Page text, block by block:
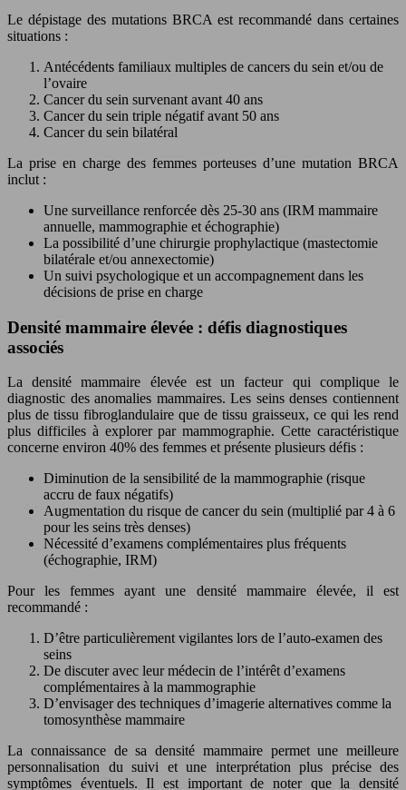
Le dépistage des mutations BRCA est recommandé dans certaines
situations :
Antécédents familiaux multiples de cancers du sein et/ou de
l’ovaire
Cancer du sein survenant avant 40 ans
Cancer du sein triple négatif avant 50 ans
Cancer du sein bilatéral
La prise en charge des femmes porteuses d’une mutation BRCA
inclut :
Une surveillance renforcée dès 25-30 ans (IRM mammaire
annuelle, mammographie et échographie)
La possibilité d’une chirurgie prophylactique (mastectomie
bilatérale et/ou annexectomie)
Un suivi psychologique et un accompagnement dans les
décisions de prise en charge
Densité mammaire élevée : défis diagnostiques
associés
La densité mammaire élevée est un facteur qui complique le
diagnostic des anomalies mammaires. Les seins denses contiennent
plus de tissu fibroglandulaire que de tissu graisseux, ce qui les rend
plus difficiles à explorer par mammographie. Cette caractéristique
concerne environ 40% des femmes et présente plusieurs défis :
Diminution de la sensibilité de la mammographie (risque
accru de faux négatifs)
Augmentation du risque de cancer du sein (multiplié par 4 à 6
pour les seins très denses)
Nécessité d’examens complémentaires plus fréquents
(échographie, IRM)
Pour les femmes ayant une densité mammaire élevée, il est
recommandé :
D’être particulièrement vigilantes lors de l’auto-examen des
seins
De discuter avec leur médecin de l’intérêt d’examens
complémentaires à la mammographie
D’envisager des techniques d’imagerie alternatives comme la
tomosynthèse mammaire
La connaissance de sa densité mammaire permet une meilleure
personnalisation du suivi et une interprétation plus précise des
symptômes éventuels. Il est important de noter que la densité